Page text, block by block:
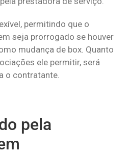
permitindo que o
seja prorrogado se houver
mudança de box. Quanto
ele permitir, será
o contratante.
pela